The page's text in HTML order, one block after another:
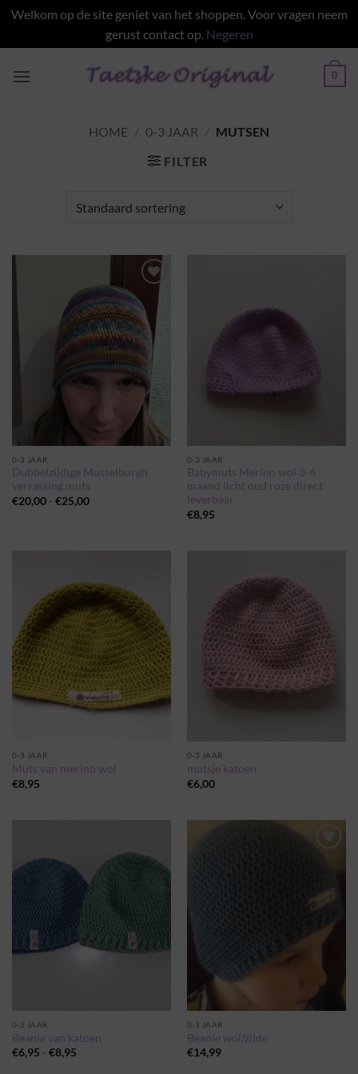
Welkom op de site geniet van het shoppen. Voor vragen neem
gerust contact op. Negeren
naar
0
HOME 0-3 JAAR
MUTSEN
FILTER
Toevoegen
aan
wenslijst
0-3 JAAR
Dubbelzijdige Musselburgh
verrassing muts
€20,00 - €25,00Prijsklasse:
0-3 JAAR
Babymuts Merino wol 3-6
maand licht oud roze direct
leverbaar
€8,95
Toevoegen
aan
wenslijst
0-3 JAAR
Muts van merino wol
€8,95
Toevoegen
aan
wenslijst
0-3 JAAR
mutsje katoen
€6,00
Toevoegen
0-3 JAAR
Beanie van katoen
€6,95 - €8,95Prijsklasse:
0-3 JAAR
Beanie wol/zijde
€14,99